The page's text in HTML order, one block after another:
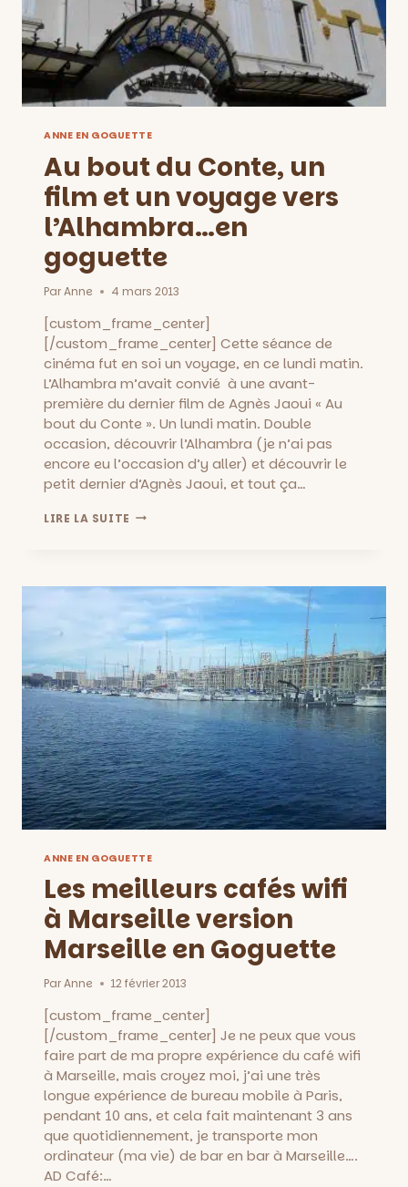
ANNE EN GOGUETTE
Au bout du Conte, un
film et un voyage vers
l’Alhambra…en
goguette
ParAnne 4 mars 2013
[custom_frame_center]
[/custom_frame_center] Cette séance de
cinéma fut en soi un voyage, en ce lundi matin.
L’Alhambra m’avait convié à une avant-
première du dernier film de Agnès Jaoui « Au
bout du Conte ». Un lundi matin. Double
occasion, découvrir l’Alhambra (je n’ai pas
encore eu l’occasion d’y aller) et découvrir le
petit dernier d’Agnès Jaoui, et tout ça…
LIRE LA SUITE AU
FILM
UN
VOYAGE
VERS
L’ALHAMBRA…
EN
GOGUETTE
ANNE EN GOGUETTE
Les meilleurs cafés wifi
à Marseille version
Marseille en Goguette
ParAnne 12 février 2013
[custom_frame_center]
[/custom_frame_center] Je ne peux que vous
faire part de ma propre expérience du café wifi
à Marseille, mais croyez moi, j’ai une très
longue expérience de bureau mobile à Paris,
pendant 10 ans, et cela fait maintenant 3 ans
que quotidiennement, je transporte mon
ordinateur (ma vie) de bar en bar à Marseille….
AD Café:…